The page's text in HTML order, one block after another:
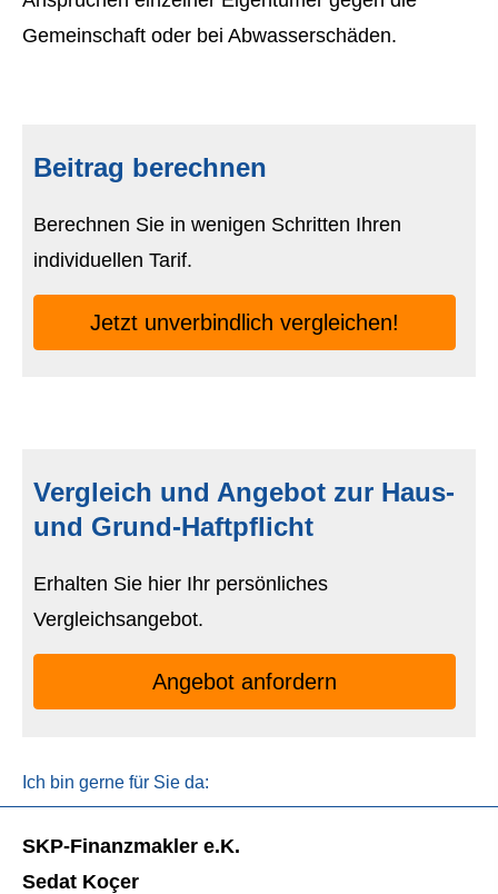
Gemeinschaft oder bei Abwasserschäden.
Beitrag berechnen
Berechnen Sie in wenigen Schritten Ihren
individuellen Tarif.
Jetzt unverbindlich ver­gleichen!
Vergleich und Angebot zur Haus-
und Grund-Haft­pflicht
Erhalten Sie hier Ihr persönliches
Vergleichsangebot.
An­ge­bot an­for­dern
Ich bin gerne für Sie da:
SKP-Finanzmakler e.K.
Sedat Koçer